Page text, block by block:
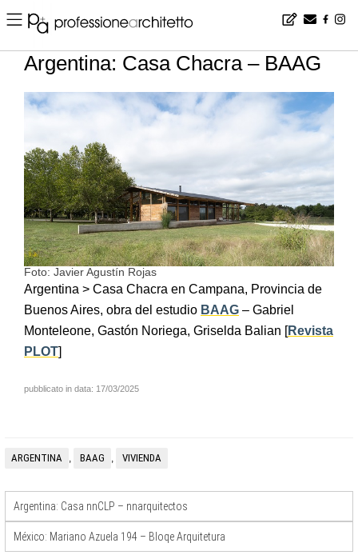
Home ▪ news ▪ es ▪ Argentina: Casa Chacra – BAAG
Argentina: Casa Chacra – BAAG
Foto: Javier Agustín Rojas
Argentina > Casa Chacra en Campana, Provincia de
Buenos Aires, obra del estudio BAAG – Gabriel
Monteleone, Gastón Noriega, Griselda Balian [Revista
PLOT]
pubblicato in data: 17/03/2025
ARGENTINA , BAAG , VIVIENDA
Argentina: Casa nnCLP – nnarquitectos
México: Mariano Azuela 194 – Bloqe Arquitetura